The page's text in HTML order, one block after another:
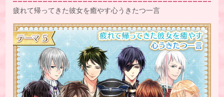
疲れて帰ってきた彼女を癒やす心うきたつ一言